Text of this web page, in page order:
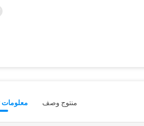
معلومات منتوج وصف